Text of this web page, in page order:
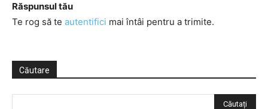
Răspunsul tău
Te rog să te autentifici mai întâi pentru a trimite.
Căutare